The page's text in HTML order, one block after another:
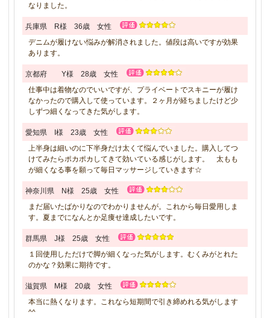
なりました。
兵庫県 R様 36歳 女性
デニムが履けない悩みが解消されました。値段は高いですが効果
あります。
京都府 Y様 28歳 女性
仕事中は着物なのでいいですが、プライベートでスキニーが履け
なかったので購入して使っています。２ヶ月が経ちましたけど少
しずつ細くなってきた気がします。
愛知県 I様 23歳 女性
上半身は細いのに下半身だけ太くて悩んでいました。購入してつ
けてみたらポカポカしてきて効いている感じがします。 太もも
が細くなる事を願って毎日マッサージしていきます☆
神奈川県 N様 25歳 女性
まだ届いたばかりなのでわかりませんが。これから毎日愛用しま
す。夏までになんとか足痩せ達成したいです。
群馬県 J様 25歳 女性
１回使用しただけで脚が細くなった気がします。むくみがとれた
のかな？効果に期待です。
滋賀県 M様 20歳 女性
本当に熱くなります。これなら短期間で引き締めれる気がします
^^